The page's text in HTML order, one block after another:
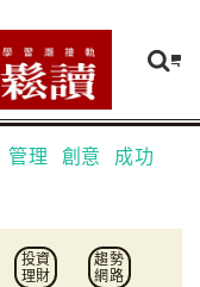
管理 創意 成功
投資
理財
趨勢
網路